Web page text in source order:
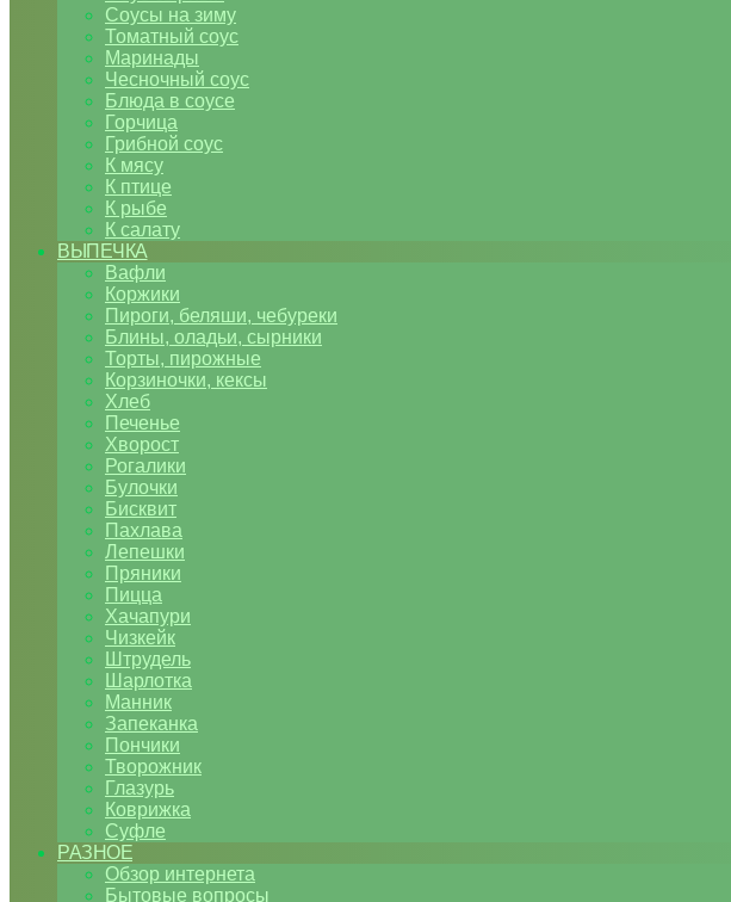
Соусы на зиму
Томатный соус
Маринады
Чесночный соус
Блюда в соусе
Горчица
Грибной соус
К мясу
К птице
К рыбе
К салату
ВЫПЕЧКА
Вафли
Коржики
Пироги, беляши, чебуреки
Блины, оладьи, сырники
Торты, пирожные
Корзиночки, кексы
Хлеб
Печенье
Хворост
Рогалики
Булочки
Бисквит
Пахлава
Лепешки
Пряники
Пицца
Хачапури
Чизкейк
Штрудель
Шарлотка
Манник
Запеканка
Пончики
Творожник
Глазурь
Коврижка
Суфле
РАЗНОЕ
Обзор интернета
Бытовые вопросы